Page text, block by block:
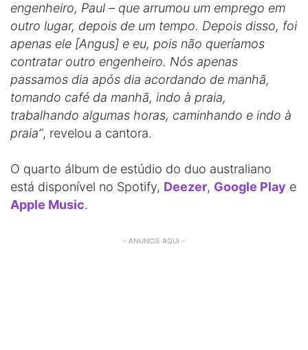
engenheiro, Paul – que arrumou um emprego em
outro lugar, depois de um tempo. Depois disso, foi
apenas ele [Angus] e eu, pois não queríamos
contratar outro engenheiro. Nós apenas
passamos dia após dia acordando de manhã,
tomando café da manhã, indo à praia,
trabalhando algumas horas, caminhando e indo à
praia”, revelou a cantora.
O quarto álbum de estúdio do duo australiano
está disponível no Spotify, Deezer, Google Play e
Apple Music.
- ANUNCIE AQUI -